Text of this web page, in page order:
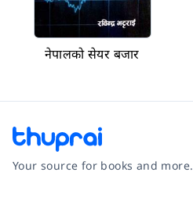
नेपालको सेयर बजार
Your source for books and more.